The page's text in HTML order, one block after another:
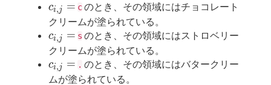
i
j
c_{i,j}
=
ci,j = cのとき、その領域にはチョコレート
クリームが塗られている。
c_{i,j}
=
ci,j = s のとき、その領域にはストロベリー
クリームが塗られている。
c_{i,j}
=
ci,j = . のとき、その領域にはバタークリー
ムが塗られている。